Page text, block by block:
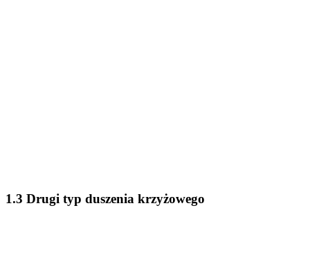
1.3 Drugi typ duszenia krzyżowego